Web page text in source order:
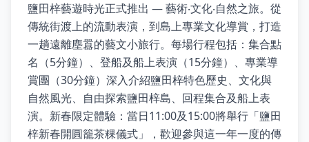
鹽田梓藝遊時光正式推出 — 藝術‧文化‧自然之旅。從
傳統街渡上的流動表演，到島上專業文化導賞，打造
一趟遠離塵囂的藝文小旅行。每場行程包括：集合點
名（5分鐘）、登船及船上表演（15分鐘）、專業導
賞團（30分鐘）深入介紹鹽田梓特色歷史、文化與
自然風光、自由探索鹽田梓島、回程集合及船上表
演。新春限定體驗：當日11:00及15:00將舉行「鹽田
梓新春開圓籠茶粿儀式」，歡迎參與這一年一度的傳